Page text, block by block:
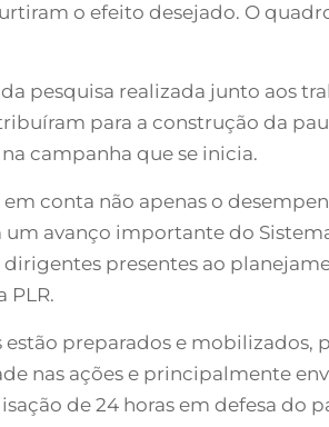
o efeito desejado. O
pesquisa realizada junto aos
para a construção da
campanha que se inicia.
em conta não apenas o
avanço importante do
presentes ao
PLR.
preparados e mobilizados,
nas ações e principalmente
de 24 horas em defesa do